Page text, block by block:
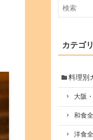
カテゴ
料理別
大阪
和食
洋食